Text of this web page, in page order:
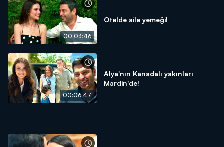
00:03:46
Otelde aile yemeği!
00:06:47
Alya'nın Kanadalı yakınları
Mardin'de!